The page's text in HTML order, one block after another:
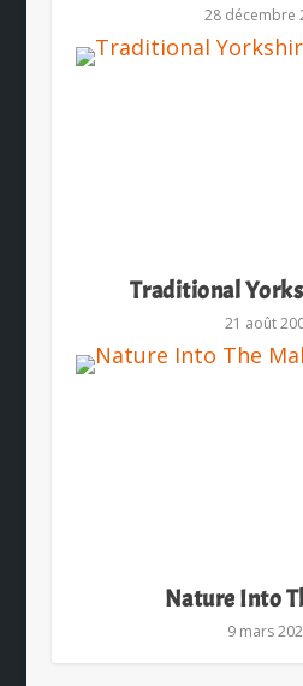
28 décembre
Traditional
21 août
Nature Into
9 mars